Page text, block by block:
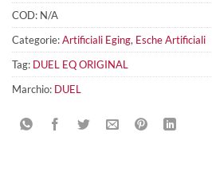
COD: N/A
Categorie:Artificiali Eging, Esche Artificiali
Tag: DUEL EQ ORIGINAL
Marchio: DUEL